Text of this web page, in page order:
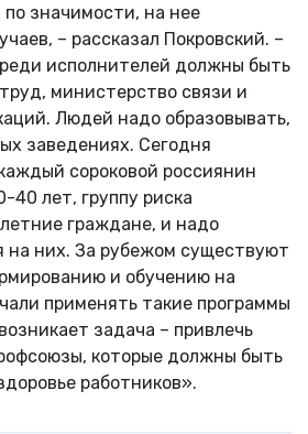
по значимости, на нее
– рассказал Покровский. –
исполнителей должны быть
министерство связи и
Людей надо образовывать,
заведениях. Сегодня
сороковой россиянин
40 лет, группу риска
граждане, и надо
на них. За рубежом существуют
и обучению на
применять такие программы
задача – привлечь
которые должны быть
работников».